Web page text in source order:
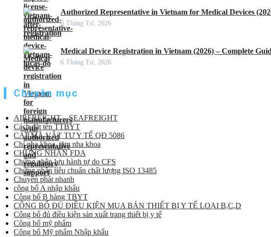
Authorized Representative in Vietnam for Medical Devices
6 Tháng Tư, 2026
Medical Device Registration in Vietnam (2026) – Complete
6 Tháng Tư, 2026
Chuyên mục
AIRFREIGHT – SEAFREIGHT
Cách đặt tên TTBYT
CẤP MÃ VẬT TƯ Y TẾ QĐ 5086
Chỉ nha khoa, tăm nha khoa
CHỨNG NHẬN FDA
Chứng nhận lưu hành tự do CFS
Chứng nhận tiêu chuẩn chất lượng ISO 13485
Chuyển phát nhanh
công bố A nhập khẩu
Công bố B hàng TBYT
CÔNG BỐ ĐỦ ĐIỀU KIỆN MUA BÁN THIẾT BỊ Y TẾ LOẠI B,C,D
Công bố đủ điều kiện sản xuất trang thiết bị y tế
Công bố mỹ phẩm
Công bố Mỹ phẩm Nhập khẩu